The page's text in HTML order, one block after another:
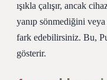
ışıkla çalışır, ancak
yanıp sönmediğini veya
fark edebilirsiniz. Bu,
gösterir.